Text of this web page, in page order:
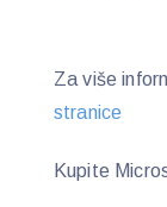
Za više
stranice
Kupite